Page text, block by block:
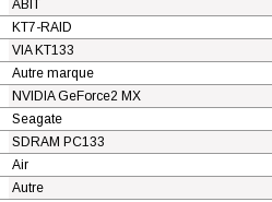
ABIT
KT7-RAID
VIA KT133
Autre marque
NVIDIA GeForce2 MX
Seagate
SDRAM PC133
Air
Autre